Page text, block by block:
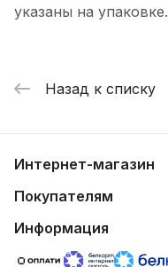
указаны на упаковке.
Назад к списку
Интернет-магазин
Покупателям
Информация